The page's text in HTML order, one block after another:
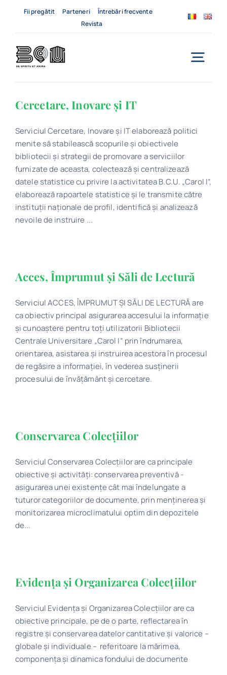
Fii pregătit Parteneri
Întrebări frecvente
Revista
Evenimente
Contact
Catalog
Cercetare, Inovare și IT
Serviciul Cercetare, Inovare și IT elaborează politici
menite să stabilească scopurile și obiectivele
bibliotecii și strategii de promovare a serviciilor
furnizate de aceasta, colectează și centralizează
datele statistice cu privire la activitatea B.C.U. „Carol I”,
elaborează rapoartele statistice și le transmite către
instituții naționale de profil, identifică și analizează
nevoile de instruire ...
Acces, Împrumut și Săli de Lectură
Serviciul ACCES, ÎMPRUMUT ȘI SĂLI DE LECTURĂ are
ca obiectiv principal asigurarea accesului la informaţie
și cunoaștere pentru toţi utilizatorii Bibliotecii
Centrale Universitare „Carol I” prin îndrumarea,
orientarea, asistarea şi instruirea acestora în procesul
de regăsire a informaţiei, în vederea susținerii
procesului de învățământ și cercetare.
Conservarea Colecțiilor
Serviciul Conservarea Colecțiilor are ca principale
obiective și activități: conservarea preventivă -
asigurarea unei existenţe cât mai îndelungate a
tuturor categoriilor de documente, prin menţinerea și
monitorizarea microclimatului optim din depozitele
de...
Evidenţa şi Organizarea Colecţiilor
Serviciul Evidenţa şi Organizarea Colecţiilor are ca
obiective principale, pe de o parte, reflectarea în
registre şi conservarea datelor cantitative şi valorice –
globale şi individuale – referitoare la mărimea,
componenţa şi dinamica fondului de documente